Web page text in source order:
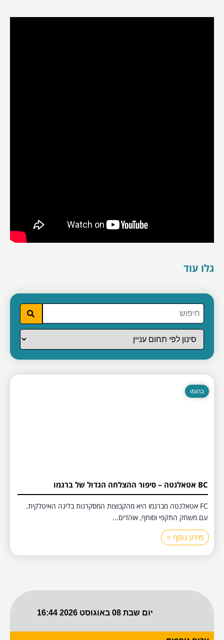
גלו עוד
ברגמו
BC אטאלנטה – סיפור ההצלחה הגדול של ברגמו
FC אטאלנטה מברגמו היא מהקבוצות המסקרנות בליגה האיטלקית.
עם משחק התקפי וסוחף, אוהדים...
מידע נוסף >